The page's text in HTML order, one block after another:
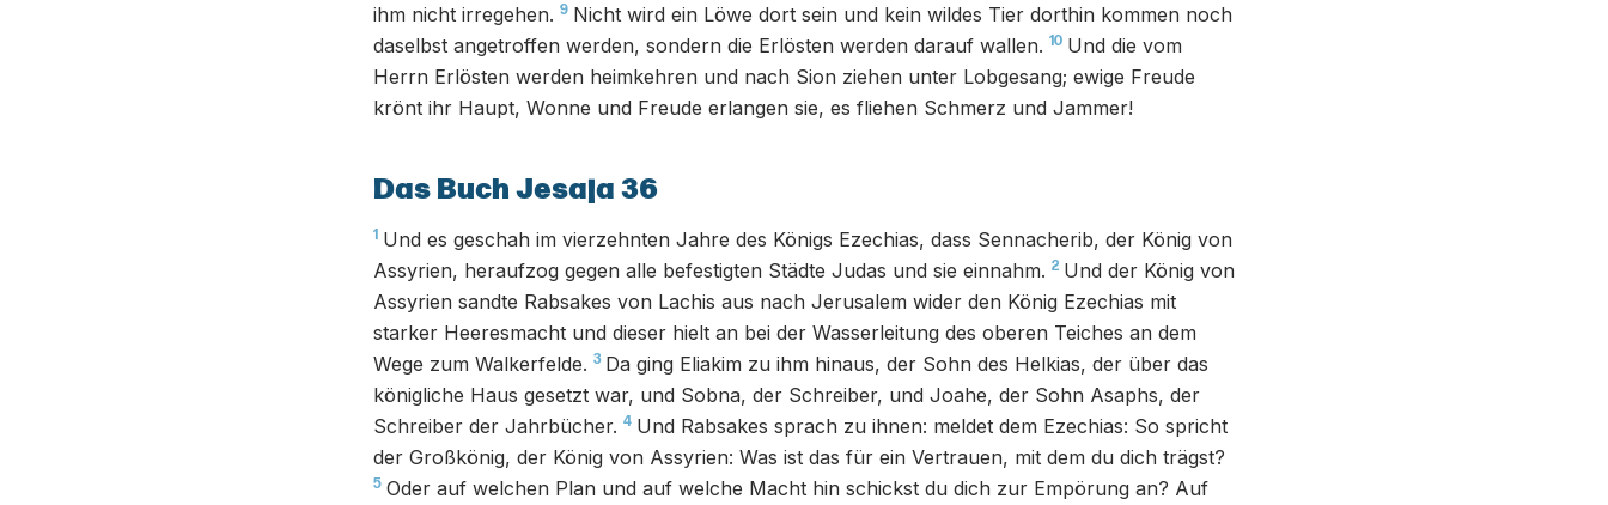
ihm nicht irregehen. 9 Nicht wird ein Löwe dort sein und kein wildes Tier dorthin kommen noch
daselbst angetroffen werden, sondern die Erlösten werden darauf wallen. 10 Und die vom
Herrn Erlösten werden heimkehren und nach Sion ziehen unter Lobgesang; ewige Freude
krönt ihr Haupt, Wonne und Freude erlangen sie, es fliehen Schmerz und Jammer!
Das Buch Jesaja 36
1 Und es geschah im vierzehnten Jahre des Königs Ezechias, dass Sennacherib, der König von
Assyrien, heraufzog gegen alle befestigten Städte Judas und sie einnahm. 2 Und der König von
Assyrien sandte Rabsakes von Lachis aus nach Jerusalem wider den König Ezechias mit
starker Heeresmacht und dieser hielt an bei der Wasserleitung des oberen Teiches an dem
Wege zum Walkerfelde. 3 Da ging Eliakim zu ihm hinaus, der Sohn des Helkias, der über das
königliche Haus gesetzt war, und Sobna, der Schreiber, und Joahe, der Sohn Asaphs, der
Schreiber der Jahrbücher. 4 Und Rabsakes sprach zu ihnen: meldet dem Ezechias: So spricht
der Großkönig, der König von Assyrien: Was ist das für ein Vertrauen, mit dem du dich trägst?
5 Oder auf welchen Plan und auf welche Macht hin schickst du dich zur Empörung an? Auf